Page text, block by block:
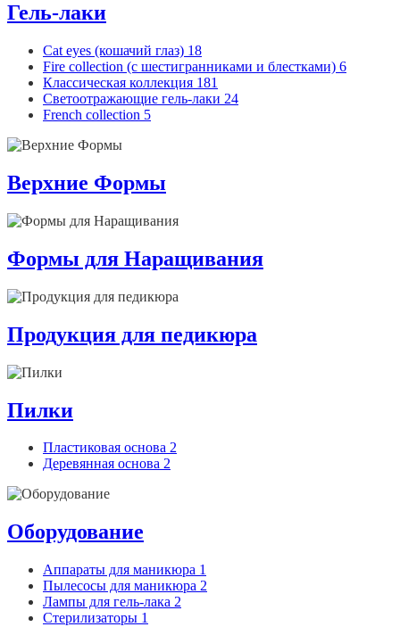
Гель-лаки
Cat eyes (кошачий глаз) 18
Fire collection (с шестигранниками и блестками) 6
Классическая коллекция 181
Светоотражающие гель-лаки 24
French collection 5
Верхние Формы
Формы для Наращивания
Продукция для педикюра
Пилки
Пластиковая основа 2
Деревянная основа 2
Оборудование
Аппараты для маникюра 1
Пылесосы для маникюра 2
Лампы для гель-лака 2
Стерилизаторы 1